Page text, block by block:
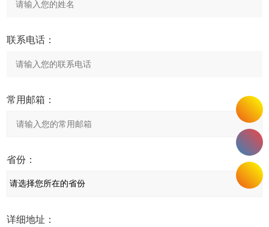
联系电话：
常用邮箱：
省份：
详细地址：